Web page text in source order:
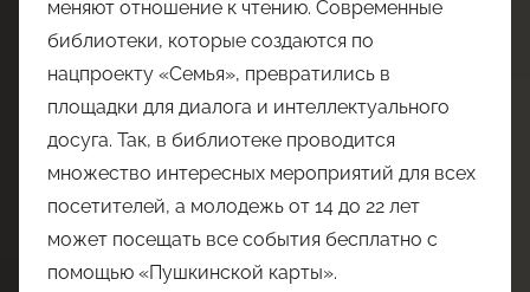
меняют отношение к чтению. Современные
библиотеки, которые создаются по
нацпроекту «Семья», превратились в
площадки для диалога и интеллектуального
досуга. Так, в библиотеке проводится
множество интересных мероприятий для всех
посетителей, а молодежь от 14 до 22 лет
может посещать все события бесплатно с
помощью «Пушкинской карты».